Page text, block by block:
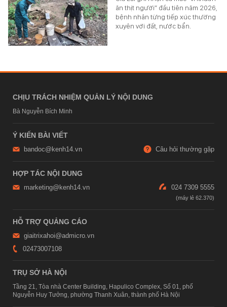
ăn thịt người” đầu tiên năm 2026,
bệnh nhân từng tiếp xúc thường
xuyên với đất, nước bẩn.
CHỊU TRÁCH NHIỆM QUẢN LÝ NỘI DUNG
Bà Nguyễn Bích Minh
Ý KIẾN BÀI VIẾT
bandoc@kenh14.vn Câu hỏi thường gặp
HỢP TÁC NỘI DUNG
marketing@kenh14.vn 024 7309 5555
HỖ TRỢ QUẢNG CÁO
giaitrixahoi@admicro.vn
02473007108
TRỤ SỞ HÀ NỘI
Tầng 21, Tòa nhà Center Building, Hapulico Complex, Số 01, phố
Nguyễn Huy Tưởng, phường Thanh Xuân, thành phố Hà Nội